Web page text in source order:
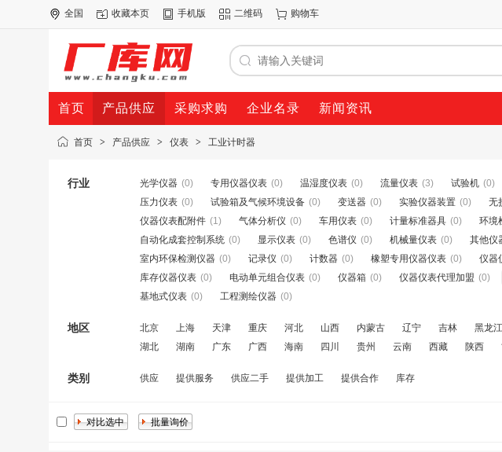
全国 收藏本页 手机版 二维码 购物车
首页 产品供应 采购求购 企业名录 新闻资讯
首页 > 产品供应 > 仪表 > 工业计时器
行业 光学仪器 (0) 专用仪器仪表 (0) 温湿度仪表 (0) 流量仪表 (3) 试验机 (0)
压力仪表 (0) 试验箱及气候环境设备 (0) 变送器 (0) 实验仪器装置 (0) 无
仪器仪表配附件 (1) 气体分析仪 (0) 车用仪表 (0) 计量标准器具 (0) 环境
自动化成套控制系统 (0) 显示仪表 (0) 色谱仪 (0) 机械量仪表 (0) 其他仪
室内环保检测仪器 (0) 记录仪 (0) 计数器 (0) 橡塑专用仪器仪表 (0) 仪器
库存仪器仪表 (0) 电动单元组合仪表 (0) 仪器箱 (0) 仪器仪表代理加盟 (0)
基地式仪表 (0) 工程测绘仪器 (0)
地区 北京 上海 天津 重庆 河北 山西 内蒙古 辽宁 吉林 黑龙江
湖北
湖南 广东 广西 海南 四川 贵州 云南 西藏 陕西
类别 供应 提供服务 供应二手 提供加工 提供合作 库存